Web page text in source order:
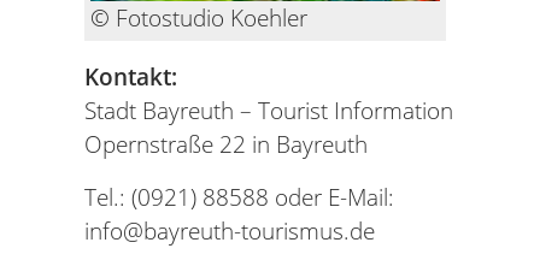
© Fotostudio Koehler
Kontakt:
Stadt Bayreuth – Tourist Information
Opernstraße 22 in Bayreuth
Tel.: (0921) 88588 oder E-Mail:
info@bayreuth-tourismus.de